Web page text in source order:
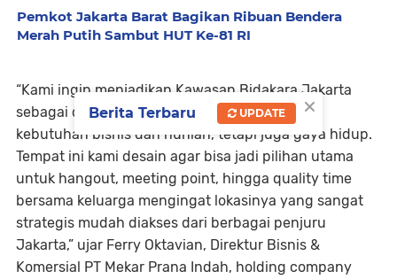
Pemkot Jakarta Barat Bagikan Ribuan Bendera
Merah Putih Sambut HUT Ke-81 RI
“Kami ingin menjadikan Kawasan Bidakara Jakarta
sebagai destinasi lengkap tidak hanya untuk
kebutuhan bisnis dan hunian, tetapi juga gaya hidup.
Tempat ini kami desain agar bisa jadi pilihan utama
untuk hangout, meeting point, hingga quality time
bersama keluarga mengingat lokasinya yang sangat
strategis mudah diakses dari berbagai penjuru
Jakarta,” ujar Ferry Oktavian, Direktur Bisnis &
Komersial PT Mekar Prana Indah, holding company
×
Berita Terbaru UPDATE